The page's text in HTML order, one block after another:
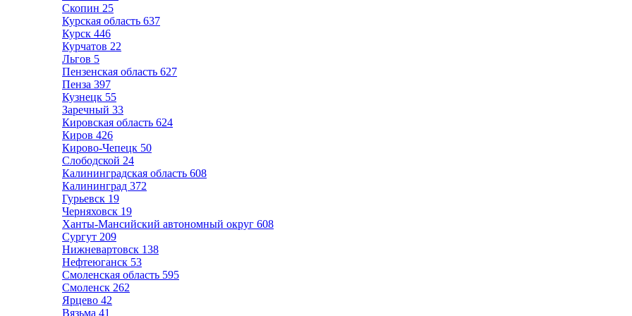
Скопин 25
Курская область 637
Курск 446
Курчатов 22
Льгов 5
Пензенская область 627
Пенза 397
Кузнецк 55
Заречный 33
Кировская область 624
Киров 426
Кирово-Чепецк 50
Слободской 24
Калининградская область 608
Калининград 372
Гурьевск 19
Черняховск 19
Ханты-Мансийский автономный округ 608
Сургут 209
Нижневартовск 138
Нефтеюганск 53
Смоленская область 595
Смоленск 262
Ярцево 42
Вязьма 41